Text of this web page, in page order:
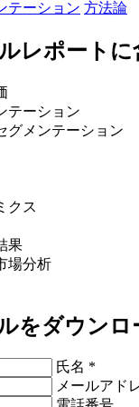
テーション 方法論
レポート
テーション
グメンテーション
クス
果
場分析
をダウンロ
氏名 *
メールアド